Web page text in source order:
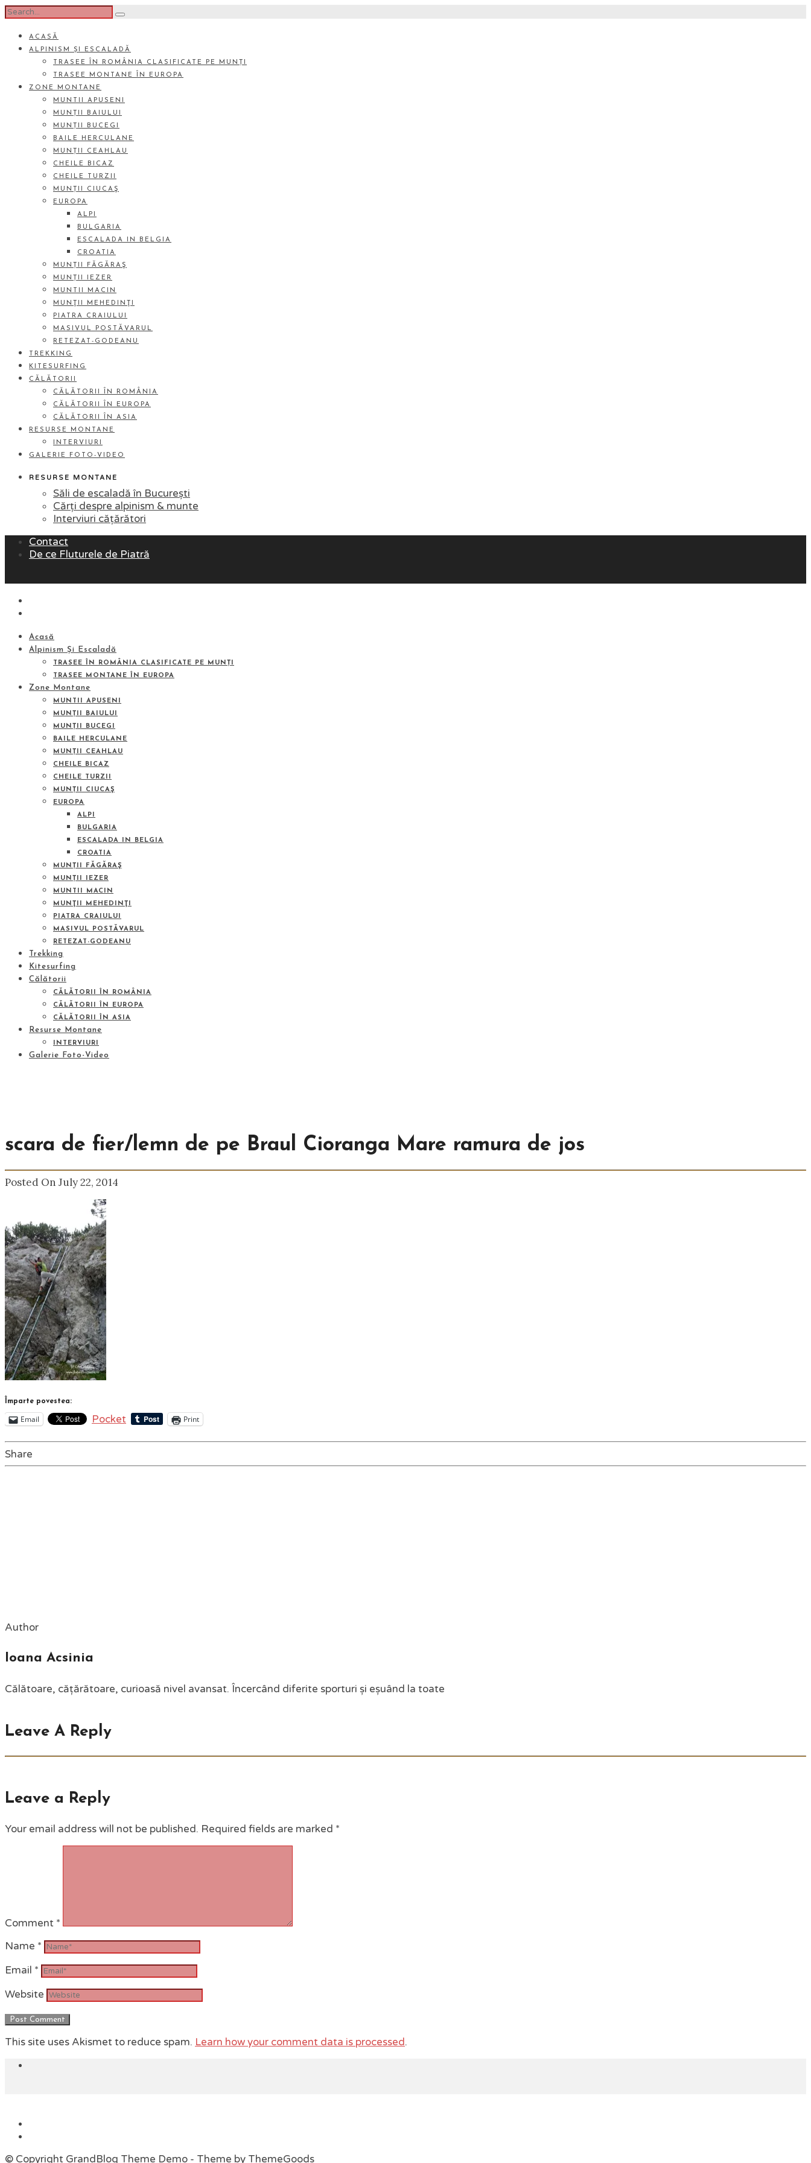
ACASĂ
ALPINISM ȘI ESCALADĂ
TRASEE ÎN ROMÂNIA CLASIFICATE PE MUNȚI
TRASEE MONTANE ÎN EUROPA
ZONE MONTANE
MUNTII APUSENI
MUNȚII BAIULUI
MUNȚII BUCEGI
BAILE HERCULANE
MUNȚII CEAHLAU
CHEILE BICAZ
CHEILE TURZII
MUNȚII CIUCAŞ
EUROPA
ALPI
BULGARIA
ESCALADA IN BELGIA
CROATIA
MUNȚII FĂGĂRAŞ
MUNȚII IEZER
MUNTII MACIN
MUNŢII MEHEDINŢI
PIATRA CRAIULUI
MASIVUL POSTĂVARUL
RETEZAT-GODEANU
TREKKING
KITESURFING
CĂLĂTORII
CĂLĂTORII ÎN ROMÂNIA
CĂLĂTORII ÎN EUROPA
CĂLĂTORII ÎN ASIA
RESURSE MONTANE
INTERVIURI
GALERIE FOTO-VIDEO
RESURSE MONTANE
Săli de escaladă în București
Cărți despre alpinism & munte
Interviuri cățărători
Contact
De ce Fluturele de Piatră
Acasă
Alpinism Și Escaladă
TRASEE ÎN ROMÂNIA CLASIFICATE PE MUNȚI
TRASEE MONTANE ÎN EUROPA
Zone Montane
MUNTII APUSENI
MUNȚII BAIULUI
MUNȚII BUCEGI
BAILE HERCULANE
MUNȚII CEAHLAU
CHEILE BICAZ
CHEILE TURZII
MUNȚII CIUCAŞ
EUROPA
ALPI
BULGARIA
ESCALADA IN BELGIA
CROATIA
MUNȚII FĂGĂRAŞ
MUNȚII IEZER
MUNTII MACIN
MUNŢII MEHEDINŢI
PIATRA CRAIULUI
MASIVUL POSTĂVARUL
RETEZAT-GODEANU
Trekking
Kitesurfing
Călătorii
CĂLĂTORII ÎN ROMÂNIA
CĂLĂTORII ÎN EUROPA
CĂLĂTORII ÎN ASIA
Resurse Montane
INTERVIURI
Galerie Foto-Video
scara de fier/lemn de pe Braul Cioranga Mare ramura de jos
Posted On July 22, 2014
Împarte povestea:
Email Pocket Print
Share
Author
Ioana Acsinia
Călătoare, cățărătoare, curioasă nivel avansat. Încercând diferite sporturi și eșuând la toate
Leave A Reply
Leave a Reply
Your email address will not be published. Required fields are marked *
Comment *
Name *
Email *
Website
This site uses Akismet to reduce spam. Learn how your comment data is processed.
© Copyright GrandBlog Theme Demo - Theme by ThemeGoods